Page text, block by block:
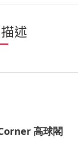
述
高球閣